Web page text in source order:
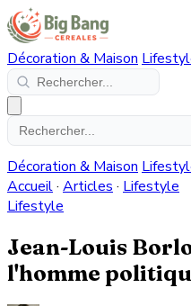
Décoration & Maison
Décoration & Maison
Accueil· Articles · Lifestyle
Lifestyle
Jean-Louis
l'homme